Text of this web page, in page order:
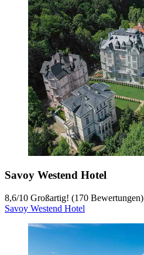
Savoy Westend Hotel
8,6/10 Großartig! (170 Bewertungen)
Savoy Westend Hotel